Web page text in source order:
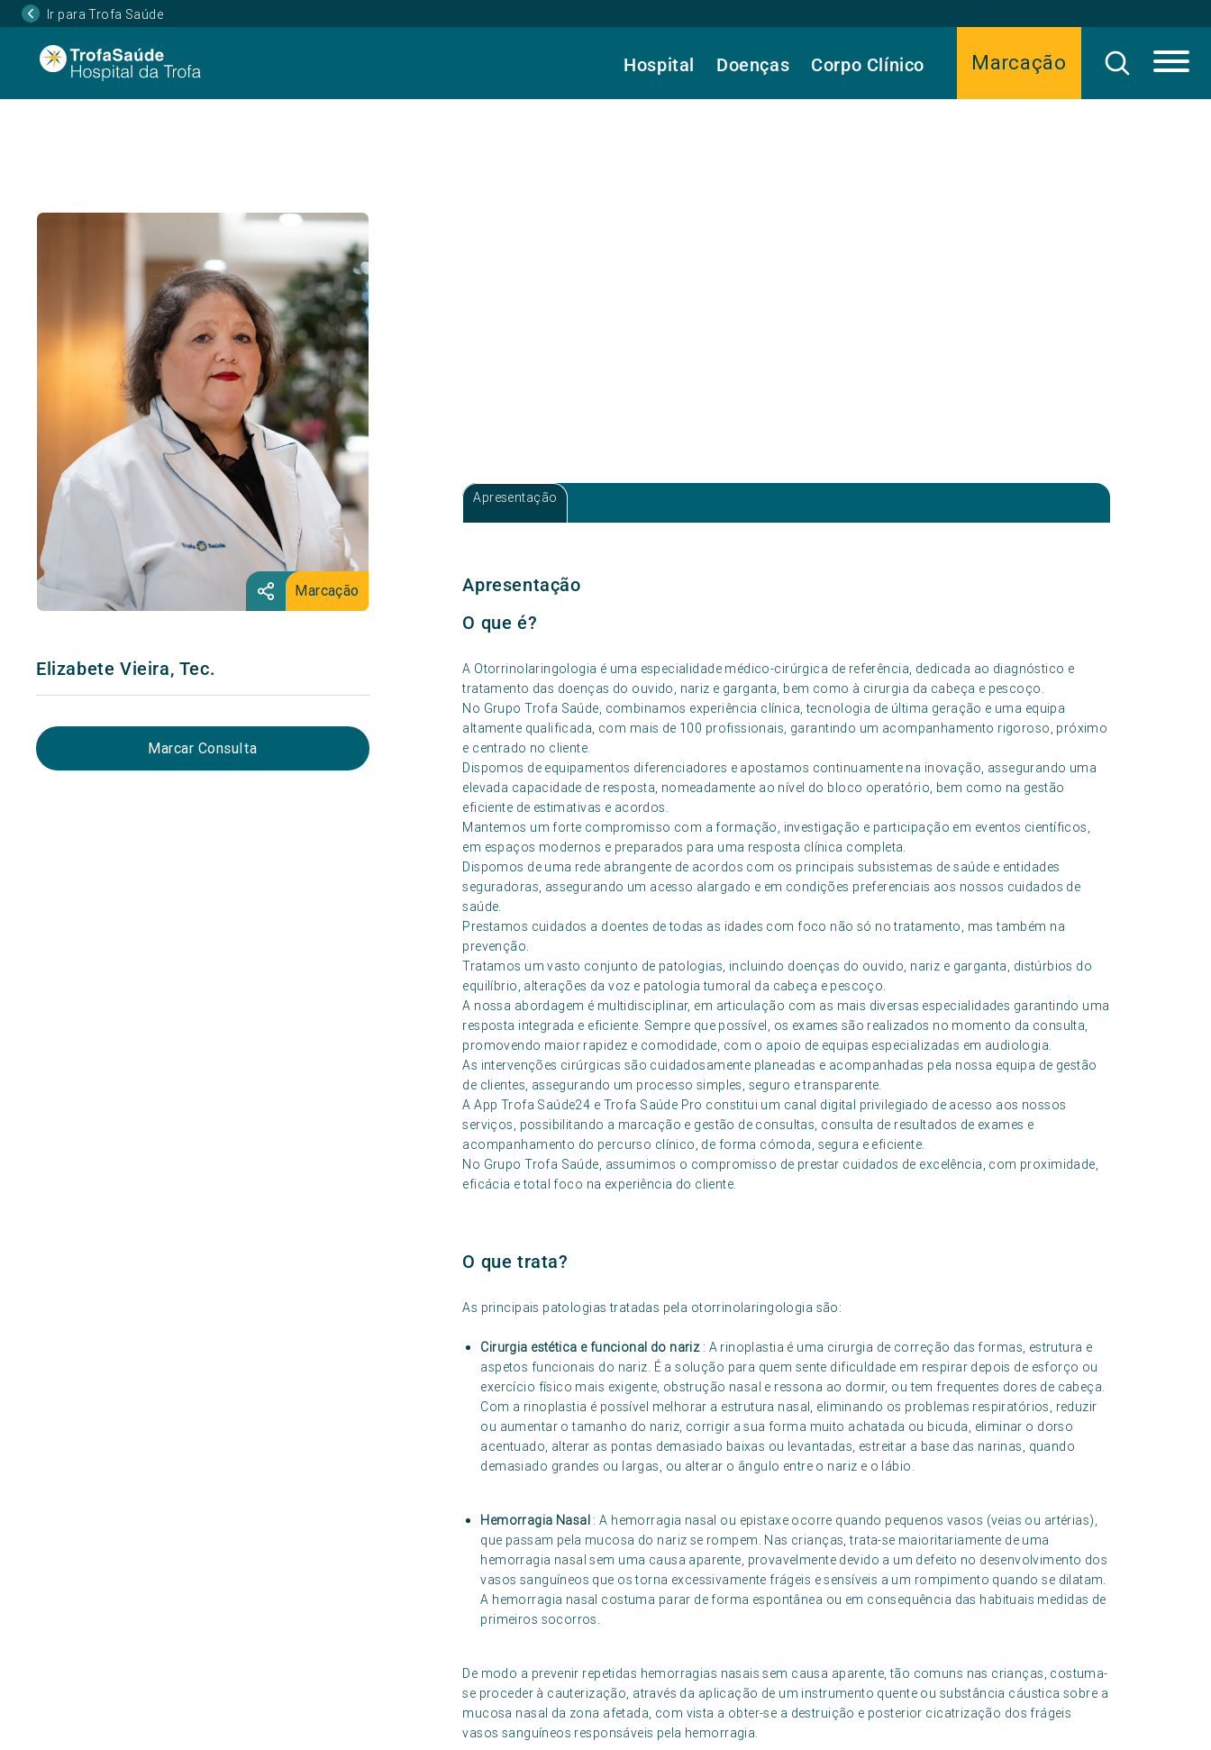
Ir para Trofa Saúde
Marcação
Hospital Doenças Corpo Clínico
Marcação
Elizabete Vieira, Tec.
Marcar Consulta
Apresentação
Apresentação
O que é?
A Otorrinolaringologia é uma especialidade médico-cirúrgica de referência, dedicada ao diagnóstico e
tratamento das doenças do ouvido, nariz e garganta, bem como à cirurgia da cabeça e pescoço.
No Grupo Trofa Saúde, combinamos experiência clínica, tecnologia de última geração e uma equipa
altamente qualificada, com mais de 100 profissionais, garantindo um acompanhamento rigoroso, próximo
e centrado no cliente.
Dispomos de equipamentos diferenciadores e apostamos continuamente na inovação, assegurando uma
elevada capacidade de resposta, nomeadamente ao nível do bloco operatório, bem como na gestão
eficiente de estimativas e acordos.
Mantemos um forte compromisso com a formação, investigação e participação em eventos científicos,
em espaços modernos e preparados para uma resposta clínica completa.
Dispomos de uma rede abrangente de acordos com os principais subsistemas de saúde e entidades
seguradoras, assegurando um acesso alargado e em condições preferenciais aos nossos cuidados de
saúde.
Prestamos cuidados a doentes de todas as idades com foco não só no tratamento, mas também na
prevenção.
Tratamos um vasto conjunto de patologias, incluindo doenças do ouvido, nariz e garganta, distúrbios do
equilíbrio, alterações da voz e patologia tumoral da cabeça e pescoço.
A nossa abordagem é multidisciplinar, em articulação com as mais diversas especialidades garantindo uma
resposta integrada e eficiente. Sempre que possível, os exames são realizados no momento da consulta,
promovendo maior rapidez e comodidade, com o apoio de equipas especializadas em audiologia.
As intervenções cirúrgicas são cuidadosamente planeadas e acompanhadas pela nossa equipa de gestão
de clientes, assegurando um processo simples, seguro e transparente.
A App Trofa Saúde24 e Trofa Saúde Pro constitui um canal digital privilegiado de acesso aos nossos
serviços, possibilitando a marcação e gestão de consultas, consulta de resultados de exames e
acompanhamento do percurso clínico, de forma cómoda, segura e eficiente.
No Grupo Trofa Saúde, assumimos o compromisso de prestar cuidados de excelência, com proximidade,
eficácia e total foco na experiência do cliente.
O que trata?
As principais patologias tratadas pela otorrinolaringologia são:
Cirurgia estética e funcional do nariz: A rinoplastia é uma cirurgia de correção das formas, estrutura e
aspetos funcionais do nariz. É a solução para quem sente dificuldade em respirar depois de esforço ou
exercício físico mais exigente, obstrução nasal e ressona ao dormir, ou tem frequentes dores de cabeça.
Com a rinoplastia é possível melhorar a estrutura nasal, eliminando os problemas respiratórios, reduzir
ou aumentar o tamanho do nariz, corrigir a sua forma muito achatada ou bicuda, eliminar o dorso
acentuado, alterar as pontas demasiado baixas ou levantadas, estreitar a base das narinas, quando
demasiado grandes ou largas, ou alterar o ângulo entre o nariz e o lábio.
Hemorragia Nasal : A hemorragia nasal ou epistaxe ocorre quando pequenos vasos (veias ou artérias),
que passam pela mucosa do nariz se rompem. Nas crianças, trata-se maioritariamente de uma
hemorragia nasal sem uma causa aparente, provavelmente devido a um defeito no desenvolvimento dos
vasos sanguíneos que os torna excessivamente frágeis e sensíveis a um rompimento quando se dilatam.
A hemorragia nasal costuma parar de forma espontânea ou em consequência das habituais medidas de
primeiros socorros.
De modo a prevenir repetidas hemorragias nasais sem causa aparente, tão comuns nas crianças, costuma-
se proceder à cauterização, através da aplicação de um instrumento quente ou substância cáustica sobre a
mucosa nasal da zona afetada, com vista a obter-se a destruição e posterior cicatrização dos frágeis
vasos sanguíneos responsáveis pela hemorragia.